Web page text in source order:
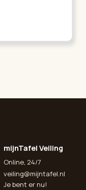
mijnTafel Veiling
Online, 24/7
veiling@mijntafel.nl
Je bent er nu!